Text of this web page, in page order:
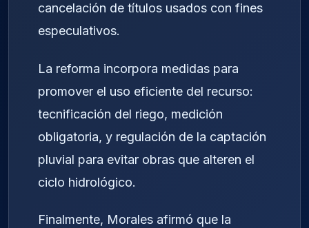
cancelación de títulos usados con fines
especulativos.
La reforma incorpora medidas para
promover el uso eficiente del recurso:
tecnificación del riego, medición
obligatoria, y regulación de la captación
pluvial para evitar obras que alteren el
ciclo hidrológico.
Finalmente, Morales afirmó que la